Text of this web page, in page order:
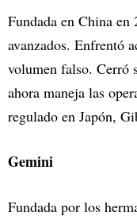
Fundada en China
avanzados. Enfrentó
volumen falso. Cerró
ahora maneja las
regulado en Japón,
Gemini
Fundada por los